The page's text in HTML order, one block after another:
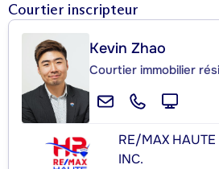
Courtier inscripteur
Kevin Zhao
Courtier immobilier
RE/MAX
INC.